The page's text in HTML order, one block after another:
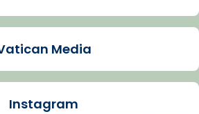
de Barcelona
depressió. Fa gairebé
Lluís Companys, la
Media
Instagram